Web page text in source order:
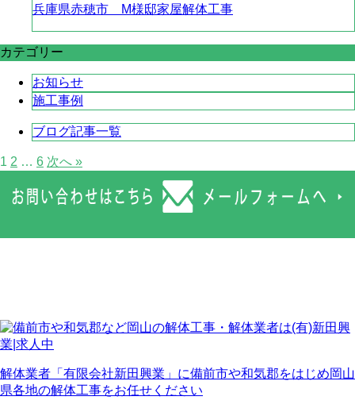
兵庫県赤穂市 M様邸家屋解体工事
カテゴリー
お知らせ
施工事例
ブログ記事一覧
1 2 … 6 次へ »
解体業者「有限会社新田興業」に備前市や和気郡をはじめ岡山
県各地の解体工事をお任せください